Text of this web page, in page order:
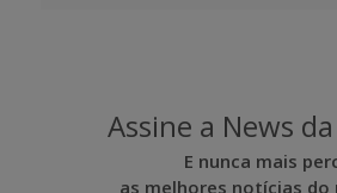
Assine a News
E nunca mais
as melhores notícias do